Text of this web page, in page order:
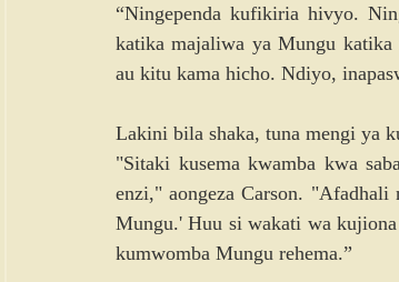
“Ningependa kufikiria hivyo.
katika majaliwa ya Mungu
au kitu kama hicho. Ndiyo,
Lakini bila shaka, tuna mengi ya
"Sitaki kusema kwamba kwa
enzi," aongeza Carson.
Mungu.' Huu si wakati wa
kumwomba Mungu rehema.”